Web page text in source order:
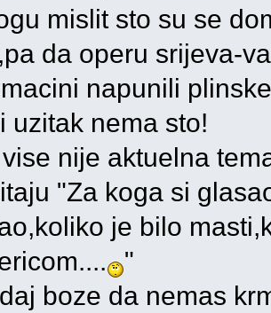
mislit sto su se
da operu srijeva-
napunili
uzitak nema sto!
nije aktuelna
"Za koga si
je bilo
"
boze da nemas